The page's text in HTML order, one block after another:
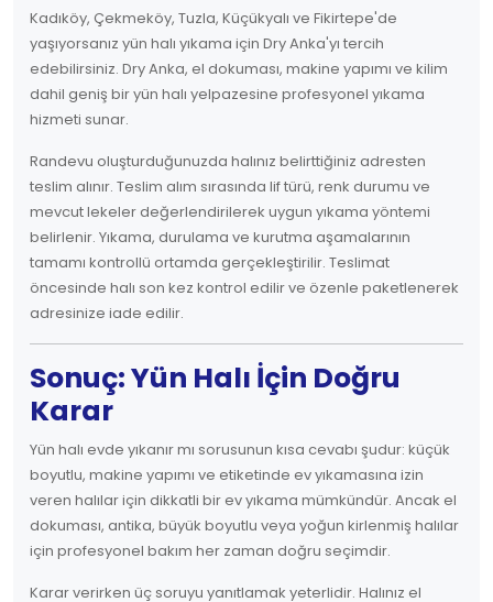
Kadıköy, Çekmeköy, Tuzla, Küçükyalı ve Fikirtepe'de
yaşıyorsanız yün halı yıkama için Dry Anka'yı tercih
edebilirsiniz. Dry Anka, el dokuması, makine yapımı ve kilim
dahil geniş bir yün halı yelpazesine profesyonel yıkama
hizmeti sunar.
Randevu oluşturduğunuzda halınız belirttiğiniz adresten
teslim alınır. Teslim alım sırasında lif türü, renk durumu ve
mevcut lekeler değerlendirilerek uygun yıkama yöntemi
belirlenir. Yıkama, durulama ve kurutma aşamalarının
tamamı kontrollü ortamda gerçekleştirilir. Teslimat
öncesinde halı son kez kontrol edilir ve özenle paketlenerek
adresinize iade edilir.
Sonuç: Yün Halı İçin Doğru
Karar
Yün halı evde yıkanır mı sorusunun kısa cevabı şudur: küçük
boyutlu, makine yapımı ve etiketinde ev yıkamasına izin
veren halılar için dikkatli bir ev yıkama mümkündür. Ancak el
dokuması, antika, büyük boyutlu veya yoğun kirlenmiş halılar
için profesyonel bakım her zaman doğru seçimdir.
Karar verirken üç soruyu yanıtlamak yeterlidir. Halınız el